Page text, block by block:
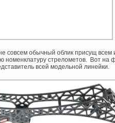
совсем обычный облик присущ
номенклатуру стрелометов. Вот на
всей модельной линейки.